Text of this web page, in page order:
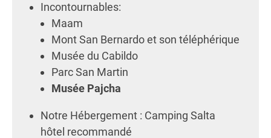
Incontournables:
Maam
Mont San Bernardo et son téléphérique
Musée du Cabildo
Parc San Martin
Musée Pajcha
Notre Hébergement : Camping Salta
hôtel recommandé